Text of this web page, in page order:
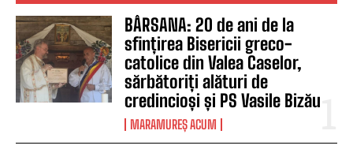
BÂRSANA: 20 de ani de la
sfințirea Bisericii greco-
catolice din Valea Caselor,
sărbătoriți alături de
credincioși și PS Vasile Bizău
MARAMUREȘ ACUM